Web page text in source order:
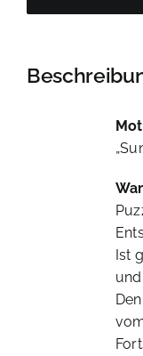
112
Metallbox
Edition
Menge
Ist